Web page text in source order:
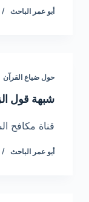
أبو عمر الباحث
حول ضياع القرآن
شبهة قول
قناة مكافح
أبو عمر الباحث